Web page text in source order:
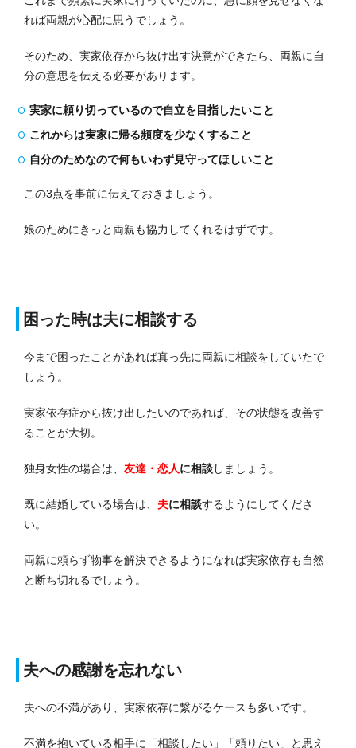
れば両親が心配に思うでしょう。
そのため、実家依存から抜け出す決意ができたら、両親に自
分の意思を伝える必要があります。
実家に頼り切っているので自立を目指したいこと
これからは実家に帰る頻度を少なくすること
自分のためなので何もいわず見守ってほしいこと
この3点を事前に伝えておきましょう。
娘のためにきっと両親も協力してくれるはずです。
困った時は夫に相談する
今まで困ったことがあれば真っ先に両親に相談をしていたで
しょう。
実家依存症から抜け出したいのであれば、その状態を改善す
ることが大切。
独身女性の場合は、 友達・恋人に相談しましょう。
既に結婚している場合は、 夫に相談するようにしてくださ
い。
両親に頼らず物事を解決できるようになれば実家依存も自然
と断ち切れるでしょう。
夫への感謝を忘れない
夫への不満があり、実家依存に繋がるケースも多いです。
不満を抱いている相手に「相談したい」「頼りたい」と思え